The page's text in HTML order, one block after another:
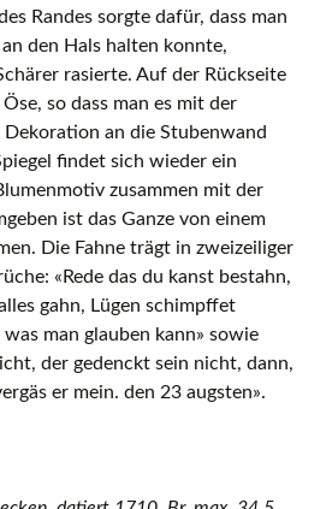
Randes sorgte dafür, dass man
den Hals halten konnte,
rasierte. Auf der Rückseite
so dass man es mit der
Dekoration an die Stubenwand
findet sich wieder ein
zusammen mit der
ist das Ganze von einem
Die Fahne trägt in zweizeiliger
«Rede das du kanst bestahn,
gahn, Lügen schimpffet
man glauben kann» sowie
der gedenckt sein nicht, dann,
er mein. den 23 augsten».